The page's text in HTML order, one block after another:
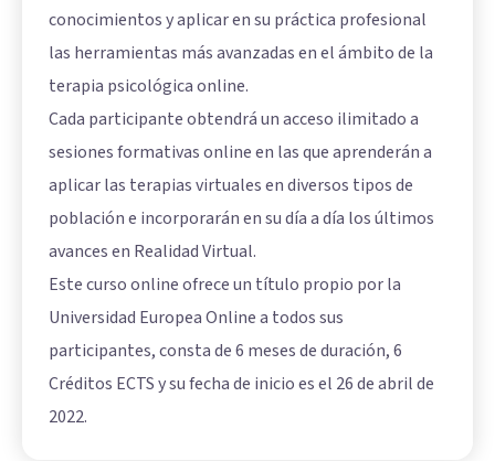
conocimientos y aplicar en su práctica profesional
las herramientas más avanzadas en el ámbito de la
terapia psicológica online.
Cada participante obtendrá un acceso ilimitado a
sesiones formativas online en las que aprenderán a
aplicar las terapias virtuales en diversos tipos de
población e incorporarán en su día a día los últimos
avances en Realidad Virtual.
Este curso online ofrece un título propio por la
Universidad Europea Online a todos sus
participantes, consta de 6 meses de duración, 6
Créditos ECTS y su fecha de inicio es el 26 de abril de
2022.